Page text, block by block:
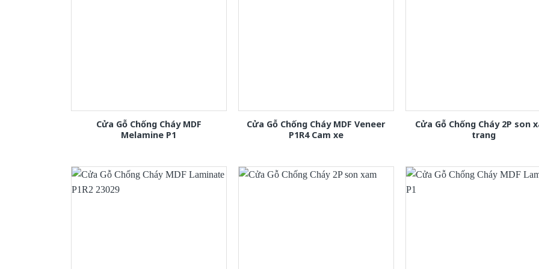
Cửa Gỗ Chống Cháy MDF
Melamine P1
Cửa Gỗ Chống Cháy MDF Veneer
P1R4 Cam xe
Cửa Gỗ Chống Cháy 2P son
trang